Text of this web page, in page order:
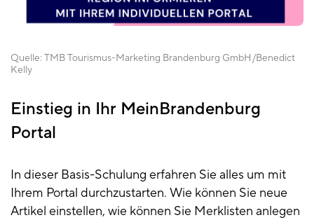
Quelle: TMB Tourismus-Marketing Brandenburg GmbH Benedict
Kelly
Einstieg in Ihr MeinBrandenburg
Portal
In dieser Basis-Schulung erfahren Sie alles um mit
Ihrem Portal durchzustarten. Wie können Sie neue
Artikel einstellen, wie können Sie Merklisten anlegen